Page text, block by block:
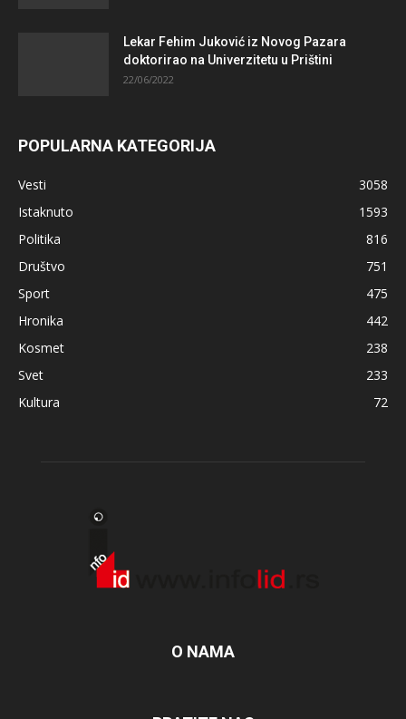
Lekar Fehim Juković iz Novog Pazara
doktorirao na Univerzitetu u Prištini
22/06/2022
POPULARNA KATEGORIJA
Vesti
3058
Istaknuto
1593
Politika
816
Društvo
751
Sport
475
Hronika
442
Kosmet
238
Svet
233
Kultura
72
O NAMA